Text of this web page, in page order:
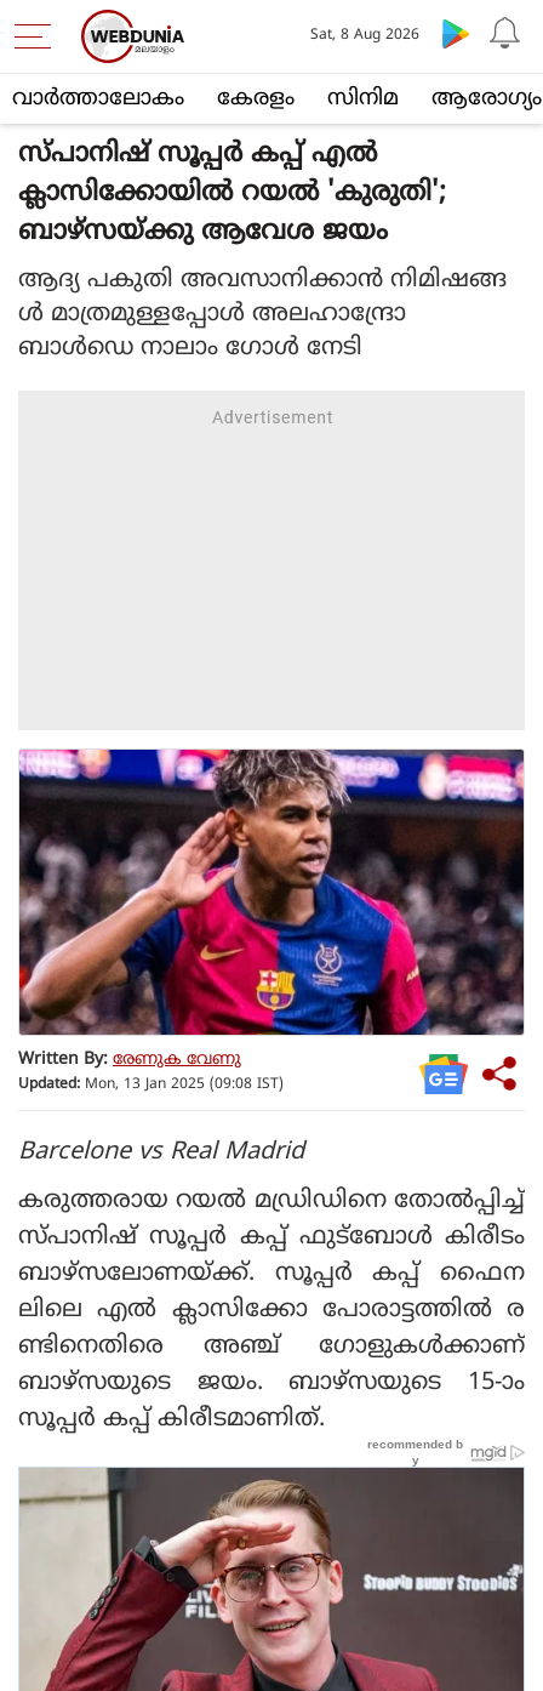
വാര്‍ത്താലോകം കേരളം സിനിമ ആരോഗ്യം
Sat, 8 Aug 2026
സ്പാനിഷ് സൂപ്പര്‍ കപ്പ് എല്‍
ക്ലാസിക്കോയില്‍ റയല്‍ 'കുരുതി';
ബാഴ്‌സയ്ക്കു ആവേശ ജയം
ആദ്യ പകുതി അവസാനിക്കാന്‍ നിമിഷങ്ങ
ള്‍ മാത്രമുള്ളപ്പോള്‍ അലഹാന്ദ്രോ
ബാള്‍ഡെ നാലാം ഗോള്‍ നേടി
Written By: രേണുക വേണു
Updated: Mon, 13 Jan 2025 (09:08 IST)
Barcelone vs Real Madrid
കരുത്തരായ റയല്‍ മഡ്രിഡിനെ തോല്‍പ്പിച്ച്
സ്പാനിഷ് സൂപ്പര്‍ കപ്പ് ഫുട്‌ബോള്‍ കിരീടം
ബാഴ്‌സലോണയ്ക്ക്. സൂപ്പര്‍ കപ്പ് ഫൈന
ലിലെ എല്‍ ക്ലാസിക്കോ പോരാട്ടത്തില്‍ ര
ണ്ടിനെതിരെ അഞ്ച് ഗോളുകള്‍ക്കാണ്
ബാഴ്‌സയുടെ ജയം. ബാഴ്‌സയുടെ 15-ാം
സൂപ്പര്‍ കപ്പ് കിരീടമാണിത്.